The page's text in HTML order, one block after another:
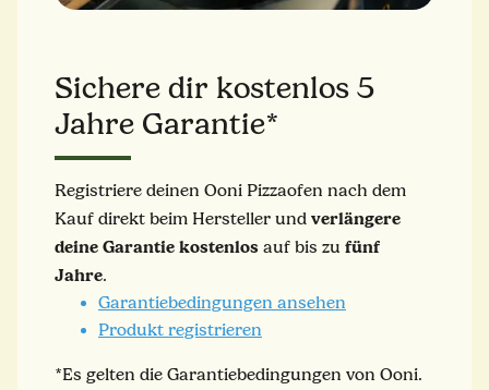
Sichere dir kostenlos 5
Jahre Garantie*
Registriere deinen Ooni Pizzaofen nach dem
Kauf direkt beim Hersteller und verlängere
deine Garantie kostenlos auf bis zu fünf
Jahre.
Garantiebedingungen ansehen
Produkt registrieren
*Es gelten die Garantiebedingungen von Ooni.